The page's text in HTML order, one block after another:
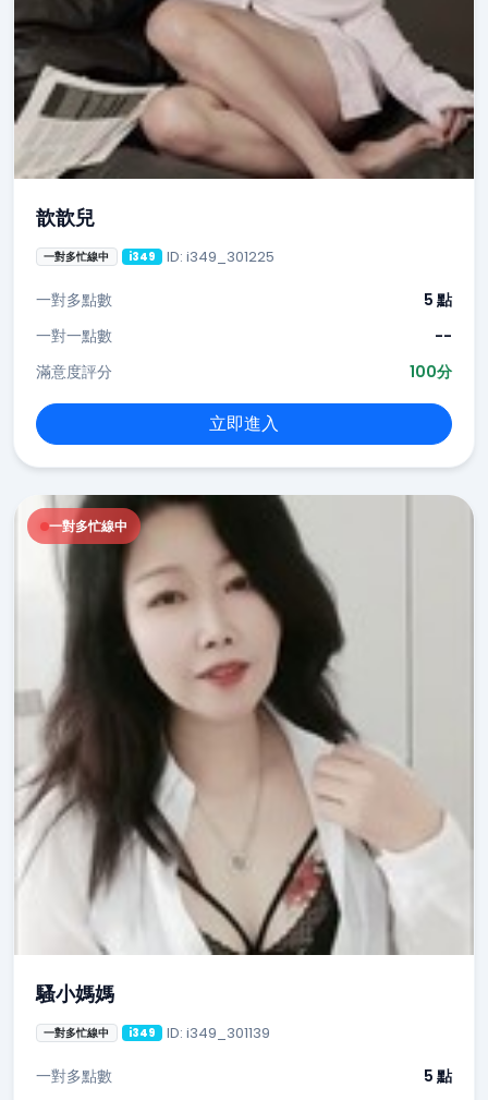
歆歆兒
一對多忙線中 i349 ID: i349_301225
一對多點數
5 點
一對一點數
--
滿意度評分
100分
立即進入
一對多忙線中
騷小媽媽
一對多忙線中 i349 ID: i349_301139
一對多點數 5 點